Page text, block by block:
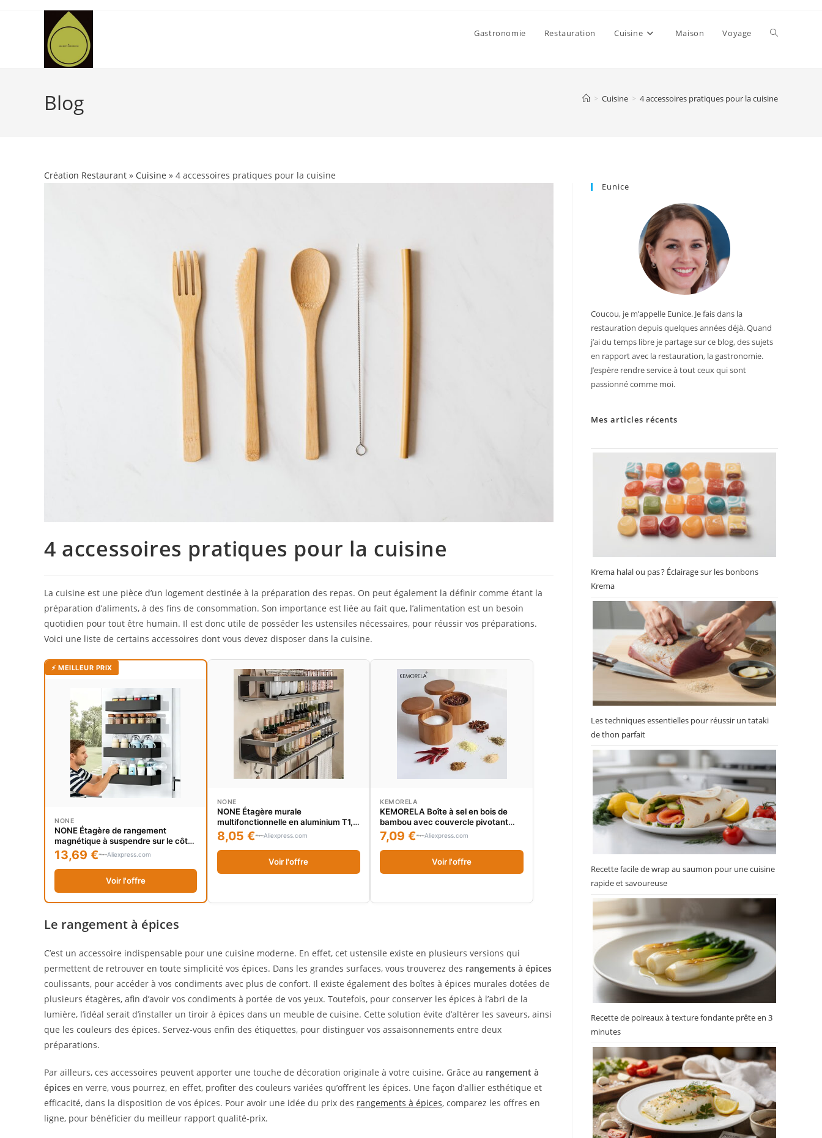
Gastronomie Restauration Cuisine Maison Voyage Toggle
Blog > Cuisine > 4 accessoires pratiques pour la cuisine
Création Restaurant » Cuisine » 4 accessoires pratiques pour la cuisine
4 accessoires pratiques pour la cuisine
La cuisine est une pièce d’un logement destinée à la préparation des repas. On peut également la définir comme étant la
préparation d’aliments, à des fins de consommation. Son importance est liée au fait que, l’alimentation est un besoin
quotidien pour tout être humain. Il est donc utile de posséder les ustensiles nécessaires, pour réussir vos préparations.
Voici une liste de certains accessoires dont vous devez disposer dans la cuisine.
⚡ MEILLEUR PRIX
NONE
NONE Étagère de rangement
magnétique à suspendre sur le côté
du réfrigérateur, rangement pour
épices de cuisine, rangement pour
ustensiles de cuisine, rangement
latéral pour machine à laver
13,69 € Aliexpress.com
Voir l'offre
NONE
NONE Étagère murale
multifonctionnelle en aluminium T1,
rangement d'épices de cuisine,
solution de gestion de l'espace,
accessoires de cuisine
8,05 € Aliexpress.com
Voir l'offre
KEMORELA
KEMORELA Boîte à sel en bois de
bambou avec couvercle pivotant
magnétique, récipient de rangement
de cuisine pour épices, herbes et
condiments, 1 pièce
7,09 € Aliexpress.com
Voir l'offre
Le rangement à épices
C’est un accessoire indispensable pour une cuisine moderne. En effet, cet ustensile existe en plusieurs versions qui
permettent de retrouver en toute simplicité vos épices. Dans les grandes surfaces, vous trouverez des rangements à épices
coulissants, pour accéder à vos condiments avec plus de confort. Il existe également des boîtes à épices murales dotées de
plusieurs étagères, afin d’avoir vos condiments à portée de vos yeux. Toutefois, pour conserver les épices à l’abri de la
lumière, l’idéal serait d’installer un tiroir à épices dans un meuble de cuisine. Cette solution évite d’altérer les saveurs, ainsi
que les couleurs des épices. Servez-vous enfin des étiquettes, pour distinguer vos assaisonnements entre deux
préparations.
Par ailleurs, ces accessoires peuvent apporter une touche de décoration originale à votre cuisine. Grâce au rangement à
épices en verre, vous pourrez, en effet, profiter des couleurs variées qu’offrent les épices. Une façon d’allier esthétique et
efficacité, dans la disposition de vos épices. Pour avoir une idée du prix des rangements à épices, comparez les offres en
ligne, pour bénéficier du meilleur rapport qualité-prix.
Eunice
Coucou, je m’appelle Eunice. Je fais dans la
restauration depuis quelques années déjà. Quand
j’ai du temps libre je partage sur ce blog, des sujets
en rapport avec la restauration, la gastronomie.
J’espère rendre service à tout ceux qui sont
passionné comme moi.
Mes articles récents
Krema halal ou pas ? Éclairage sur les bonbons
Krema
Les techniques essentielles pour réussir un tataki
de thon parfait
Recette facile de wrap au saumon pour une cuisine
rapide et savoureuse
Recette de poireaux à texture fondante prête en 3
minutes